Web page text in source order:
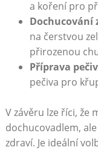
a koření pro
Dochucování
na čerstvou
přirozenou
Příprava
pečiva pro
V závěru lze říci, že
dochucovadlem,
zdraví. Je ideální